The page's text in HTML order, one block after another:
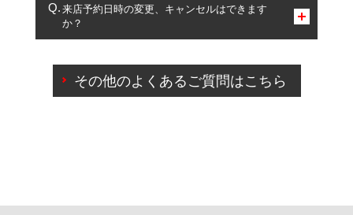
複数サービスのご予約は可能です。
一部の商品・サービスの組み合わせに限り、同時にご予約が
出来ないものもございます。
来店予約日時の変更、キャンセルはできます
か？
ご来店予約日の3営業日前を過ぎている場合のご予約
の日時変更につきましては、直接ご予約の店舗まで
その他のよくあるご質問はこちら